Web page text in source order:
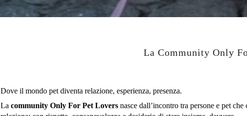
La Community Only
Dove il mondo pet diventa relazione, esperienza, presenza.
La community Only For Pet Lovers nasce dall’incontro tra persone e pet